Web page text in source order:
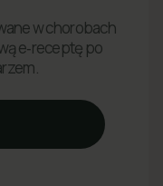
w chorobach
e‑receptę po